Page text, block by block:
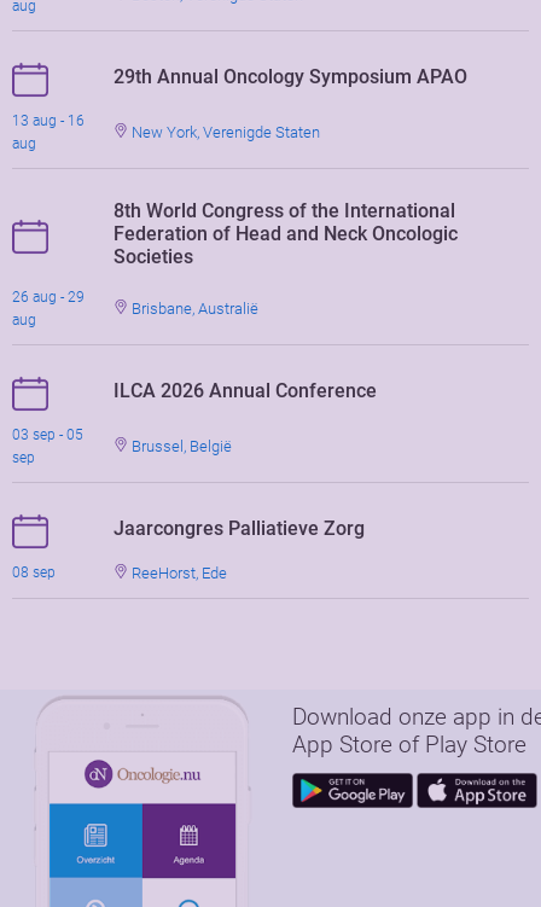
aug
29th Annual Oncology Symposium APAO
13 aug - 16
aug
New York, Verenigde Staten
8th World Congress of the International
Federation of Head and Neck Oncologic
Societies
26 aug - 29
aug
Brisbane, Australië
ILCA 2026 Annual Conference
03 sep - 05
sep
Brussel, België
Jaarcongres Palliatieve Zorg
08 sep ReeHorst, Ede
Download onze app in
App Store of Play Store